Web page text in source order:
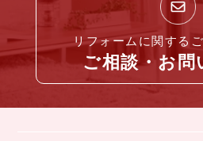
リフォームに関する
ご相談・お問